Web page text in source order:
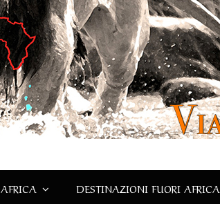
DESTINAZIONI FUORI AFRICA